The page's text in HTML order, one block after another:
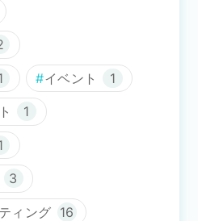
イベント 1
1
3
ィング 16